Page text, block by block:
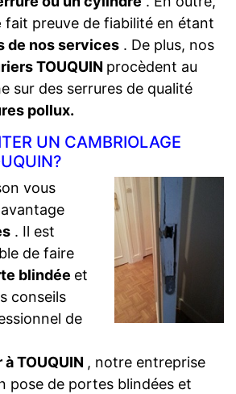
fait preuve de fiabilité en étant
de nos services . De plus, nos
TOUQUIN procèdent au
sur des serrures de qualité
pollux.
UN CAMBRIOLAGE
vous
. Il est
de faire
blindée et
conseils
de
TOUQUIN , notre entreprise
pose de portes blindées et